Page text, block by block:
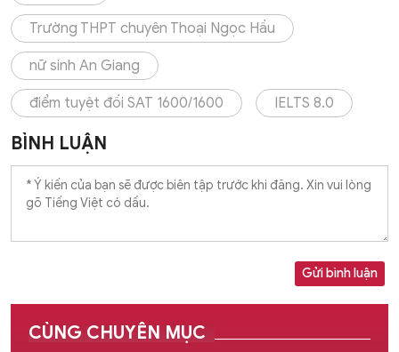
Trường THPT chuyên Thoại Ngọc Hầu
nữ sinh An Giang
điểm tuyệt đối SAT 1600/1600 IELTS 8.0
BÌNH LUẬN
Gửi bình luận
CÙNG CHUYÊN MỤC